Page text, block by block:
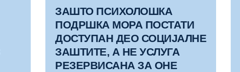
ЗАШТО ПСИХОЛОШКА
ПОДРШКА МОРА ПОСТАТИ
ДОСТУПАН ДЕО СОЦИЈАЛНЕ
ЗАШТИТЕ, А НЕ УСЛУГА
РЕЗЕРВИСАНА ЗА ОНЕ